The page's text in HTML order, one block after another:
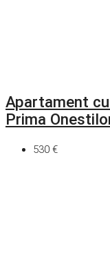
Apartament
Prima
530 €